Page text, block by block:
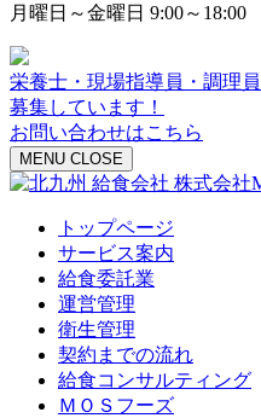
月曜日～金曜日 9:00～
栄養士・現場指導員・調理
募集しています！
お問い合わせはこちら
MENU CLOSE
トップページ
サービス案内
給食委託業
運営管理
衛生管理
契約までの流れ
給食コンサルティング
ＭＯＳフーズ